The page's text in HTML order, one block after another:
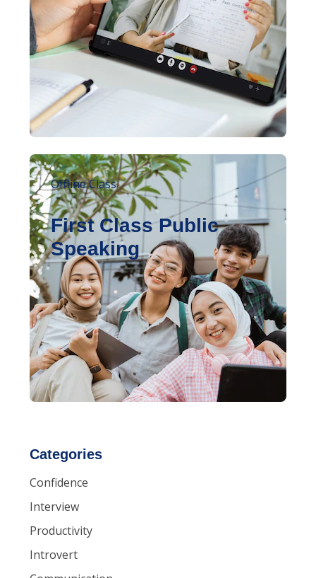
Categories
Confidence
Interview
Productivity
Introvert
Offline Class
First Class Public
Speaking